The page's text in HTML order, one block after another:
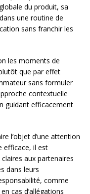
du produit, sa
une routine de
sans franchir les
les moments de
que par effet
sans formuler
contextuelle
guidant efficacement
l’objet d’une attention
efficace, il est
aux partenaires
dans leurs
comme
cas d’allégations